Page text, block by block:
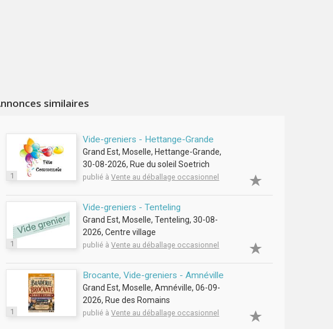
similaires
1
Vide-greniers - Hettange-Grande
Grand Est, Moselle, Hettange-Grande,
30-08-2026, Rue du soleil Soetrich
publié àVente au déballage occasionnel
1
Vide-greniers - Tenteling
Grand Est, Moselle, Tenteling, 30-08-
2026, Centre village
publié àVente au déballage occasionnel
1
Brocante, Vide-greniers - Amnéville
Grand Est, Moselle, Amnéville, 06-09-
2026, Rue des Romains
publié àVente au déballage occasionnel